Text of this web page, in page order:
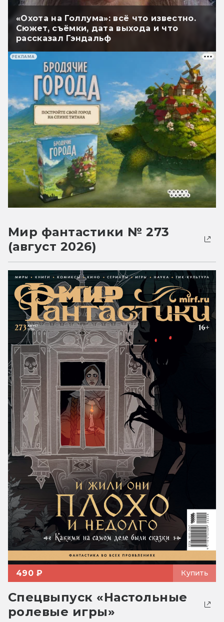
«Охота на Голлума»: всё что известно.
Сюжет, съёмки, дата выхода и что
рассказал Гэндальф
РЕКЛАМА
Мир фантастики № 273
(август 2026)
490 ₽ Купить
Спецвыпуск «Настольные
ролевые игры»